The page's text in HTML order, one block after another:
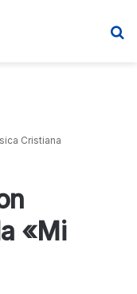
Cristiana
«Mi